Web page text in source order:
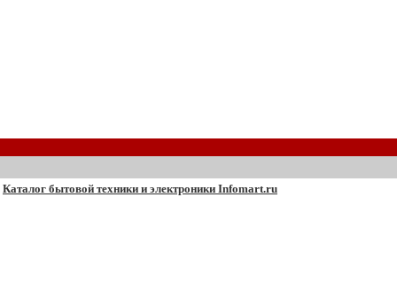
Каталог бытовой техники и электроники Infomart.ru